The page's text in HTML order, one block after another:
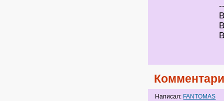
Написал: FANTOMAS